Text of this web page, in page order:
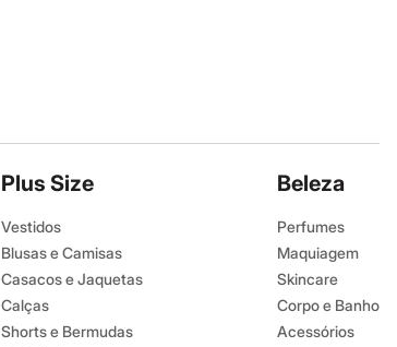
Plus Size
Vestidos
Blusas e Camisas
Casacos e Jaquetas
Calças
Shorts e Bermudas
Beleza
Perfumes
Maquiagem
Skincare
Corpo e Banho
Acessórios